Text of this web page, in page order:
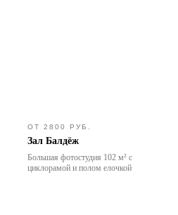
ОТ 2800 РУБ.
Зал Балдёж
Большая фотостудия 102 м² с
циклорамой и полом елочкой